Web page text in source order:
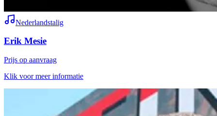
Nederlandstalig
Erik Mesie
Prijs op aanvraag
Klik voor meer informatie